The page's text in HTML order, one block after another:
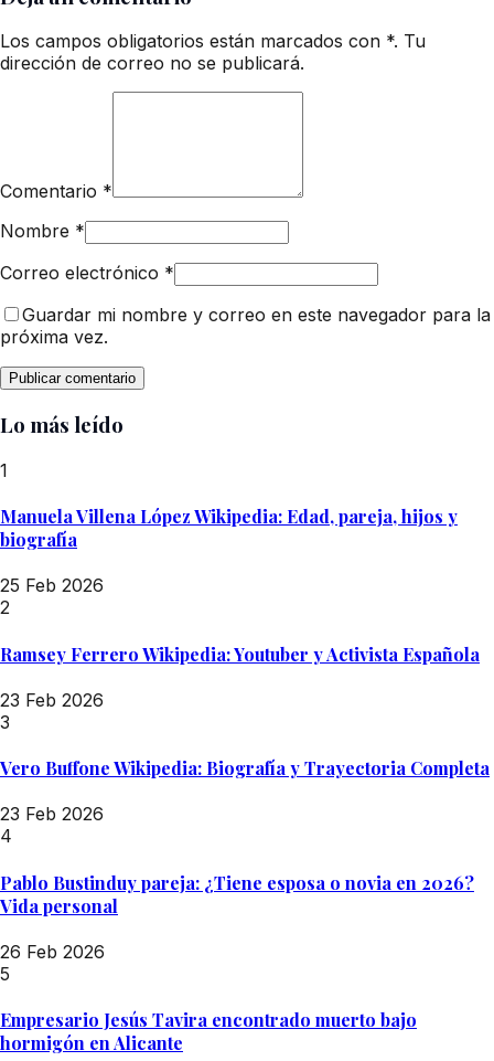
Los campos obligatorios están marcados con *. Tu
dirección de correo no se publicará.
Comentario *
Nombre *
Correo electrónico *
Guardar mi nombre y correo en este navegador para la
próxima vez.
Lo más leído
1
Manuela Villena López Wikipedia: Edad, pareja, hijos y
biografía
25 Feb 2026
2
Ramsey Ferrero Wikipedia: Youtuber y Activista Española
23 Feb 2026
3
Vero Buffone Wikipedia: Biografía y Trayectoria Completa
23 Feb 2026
4
Pablo Bustinduy pareja: ¿Tiene esposa o novia en 2026?
Vida personal
26 Feb 2026
5
Empresario Jesús Tavira encontrado muerto bajo
hormigón en Alicante